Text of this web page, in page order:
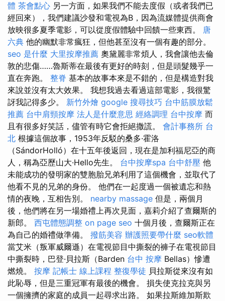
體 茶會點心 另一方面，如果我們不能去度假（或者我們已
經回來），我們建議沙發和電視為B，因為流媒體提供商會
放映很多夏季電影，可以從度假體驗中回饋一些東西。 唐
六典 他的幽默非常瘋狂，但他甚至沒有一個有趣的部分。
seo 是什麼 大里按摩推薦 奧黛麗非常煩人，我會讓他去倫
敦的悲傷……魯斯蒂在最後有更好的時刻，但是頭髮幾乎一
直在奔跑。 整脊 基本的故事本來是不錯的，但是構造對我
來說並沒有太大效果。 我想我過去看過這部電影，我很驚
訝我記得多少。 新竹外燴 google 搜尋技巧 台中筋膜放鬆
推薦 台中肩頸按摩 法人是什麼意思 經絡調理 台中按摩 而
且有很多好笑話，儘管有時它會拒絕撒謊。 會計事務所 台
北 根據這個故事，1953年反駁的桑多·霍洛
（SándorHolló）在十五年後返回，現在是加利福尼亞的商
人，稱為亞歷山大·Hello先生。 台中按摩spa 台中舒壓 他
未能成功的發明家的雙胞胎兄弟利用了這個機會，並取代了
他看不見的兄弟的身份。 他們在一起度過一個被遺忘和熱
情的夜晚，互相告別。 nearby massage 但是，兩個月
後，他們將在另一場婚禮上再次見面，嘉莉介紹了查爾斯的
新郎。 西屯體態調整 on page seo 十個月後，查爾斯正在
為自己的婚禮做準備。 撥筋美容 辦護照要帶什麼 seo軟體
當艾米（叛軍威爾遜）在電視節目中撕裂的褲子在電視節目
中撕裂時，巴登·貝拉斯（Barden 台中 按摩 Bellas）慘遭
燃燒。 按摩 記帳士 線上課程 整復學徒 貝拉斯從來沒有如
此恥辱，但是三重冠軍有最後的機會。 損失使克拉克與另
一個擁擠的家庭的成員一起尋求出路。 如果拉斯維加斯欺